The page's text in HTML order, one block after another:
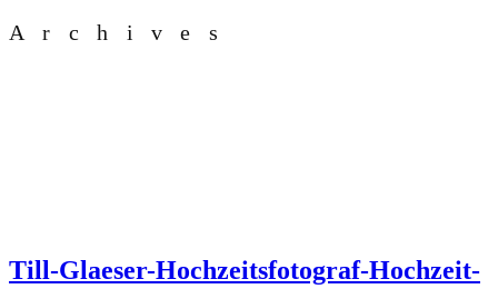
Archives
Till-Glaeser-Hochzeitsfotograf-Hochzeit-